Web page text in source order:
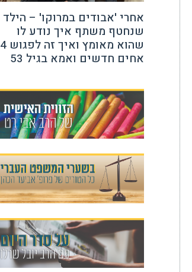
אחרי 'אבודים במרוקו' – הילד
שנחטף משתף איך נודע לו
שהוא מאומץ ואיך זה לפגוש 4
אחים חדשים ואמא בגיל 53